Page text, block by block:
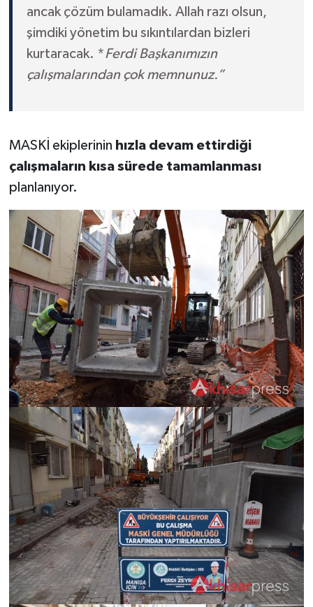
ancak çözüm bulamadık. Allah razı olsun,
şimdiki yönetim bu sıkıntılardan bizleri
kurtaracak. *Ferdi Başkanımızın
çalışmalarından çok memnunuz.”
MASKİ ekiplerinin hızla devam ettirdiği
çalışmaların kısa sürede tamamlanması
planlanıyor.